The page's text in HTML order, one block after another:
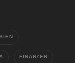
FINANZEN